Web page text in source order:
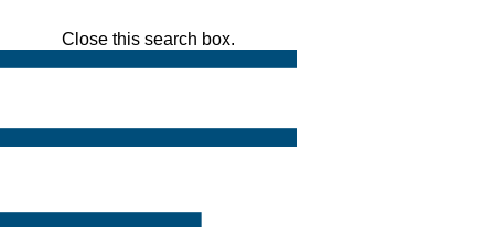
Close this search box.